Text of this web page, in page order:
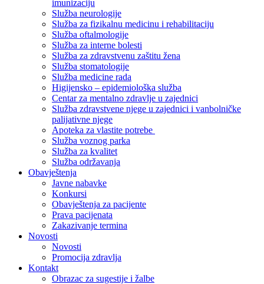
imunizaciju
Služba neurologije
Služba za fizikalnu medicinu i rehabilitaciju
Služba oftalmologije
Služba za interne bolesti
Služba za zdravstvenu zaštitu žena
Služba stomatologije
Služba medicine rada
Higijensko – epidemiološka služba
Centar za mentalno zdravlje u zajednici
Služba zdravstvene njege u zajednici i vanbolničke
palijativne njege
Apoteka za vlastite potrebe
Služba voznog parka
Služba za kvalitet
Služba održavanja
Obavještenja
Javne nabavke
Konkursi
Obavještenja za pacijente
Prava pacijenata
Zakazivanje termina
Novosti
Novosti
Promocija zdravlja
Kontakt
Obrazac za sugestije i žalbe